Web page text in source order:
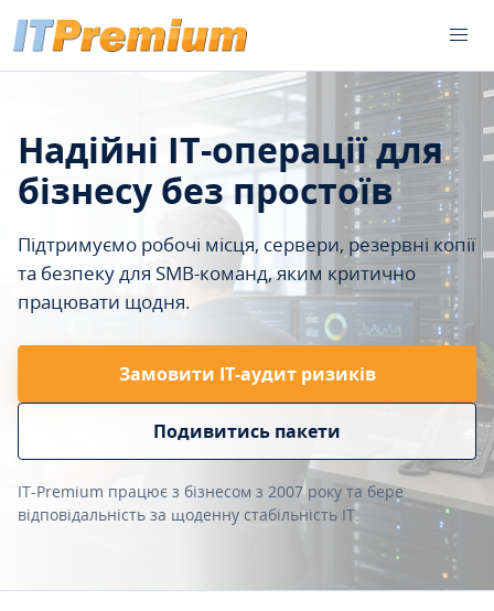
Надійні IT-операції для
бізнесу без простоїв
Підтримуємо робочі місця, сервери, резервні копії
та безпеку для SMB-команд, яким критично
працювати щодня.
Замовити ІТ-аудит ризиків
Подивитись пакети
IT-Premium працює з бізнесом з 2007 року та бере
відповідальність за щоденну стабільність IT.